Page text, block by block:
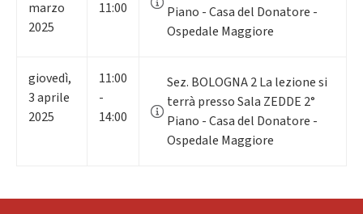
marzo
2025
11:00
Piano - Casa del Donatore -
Ospedale Maggiore
giovedì,
3aprile
2025
11:00
-
14:00
Sez. BOLOGNA 2 La lezione si
terrà presso Sala ZEDDE 2°
Piano - Casa del Donatore -
Ospedale Maggiore